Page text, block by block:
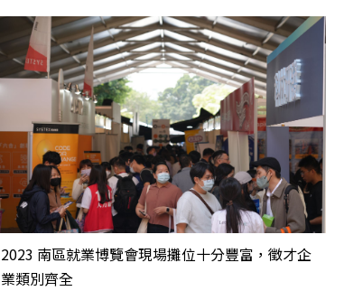
2023 南區就業博覽會現場攤位十分豐富，徵才企
業類別齊全